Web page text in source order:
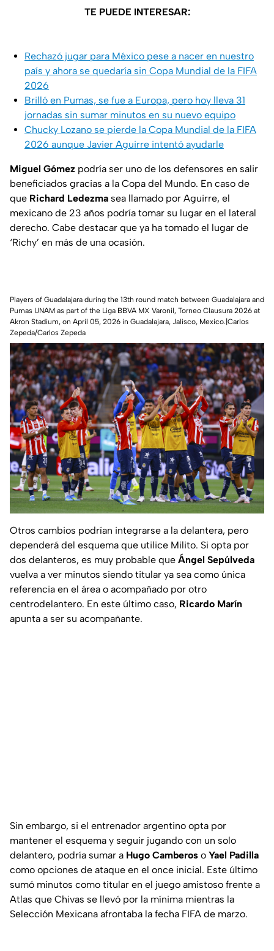
TE PUEDE INTERESAR:
Rechazó jugar para México pese a nacer en nuestro
país y ahora se quedaría sin Copa Mundial de la FIFA
2026
Brilló en Pumas, se fue a Europa, pero hoy lleva 31
jornadas sin sumar minutos en su nuevo equipo
Chucky Lozano se pierde la Copa Mundial de la FIFA
2026 aunque Javier Aguirre intentó ayudarle
Miguel Gómez podría ser uno de los defensores en salir
beneficiados gracias a la Copa del Mundo. En caso de
que Richard Ledezma sea llamado por Aguirre, el
mexicano de 23 años podría tomar su lugar en el lateral
derecho. Cabe destacar que ya ha tomado el lugar de
‘Richy’ en más de una ocasión.
Players of Guadalajara during the 13th round match between Guadalajara and
Pumas UNAM as part of the Liga BBVA MX Varonil, Torneo Clausura 2026 at
Akron Stadium, on April 05, 2026 in Guadalajara, Jalisco, Mexico.|Carlos
Zepeda/Carlos Zepeda
Otros cambios podrían integrarse a la delantera, pero
dependerá del esquema que utilice Milito. Si opta por
dos delanteros, es muy probable que Ángel Sepúlveda
vuelva a ver minutos siendo titular ya sea como única
referencia en el área o acompañado por otro
centrodelantero. En este último caso, Ricardo Marín
apunta a ser su acompañante.
Sin embargo, si el entrenador argentino opta por
mantener el esquema y seguir jugando con un solo
delantero, podría sumar a Hugo Camberos o Yael Padilla
como opciones de ataque en el once inicial. Este último
sumó minutos como titular en el juego amistoso frente a
Atlas que Chivas se llevó por la mínima mientras la
Selección Mexicana afrontaba la fecha FIFA de marzo.